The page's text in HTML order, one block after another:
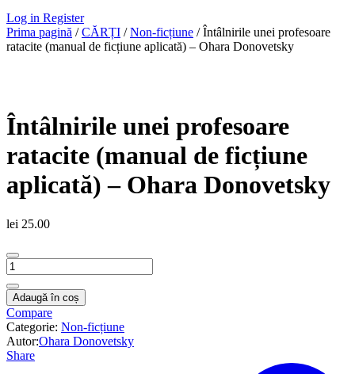
Log in Register
Prima pagină /CĂRȚI /Non-ficțiune / Întâlnirile unei profesoare
ratacite (manual de ficțiune aplicată) – Ohara Donovetsky
Întâlnirile unei profesoare
ratacite (manual de ficțiune
aplicată) – Ohara Donovetsky
lei 25.00
Cantitate
Întâlnirile
unei
profesoare
ratacite
(manual
de
ficțiune
Adaugă în coș
Compare
Categorie: Non-ficțiune
Autor:Ohara Donovetsky
Share